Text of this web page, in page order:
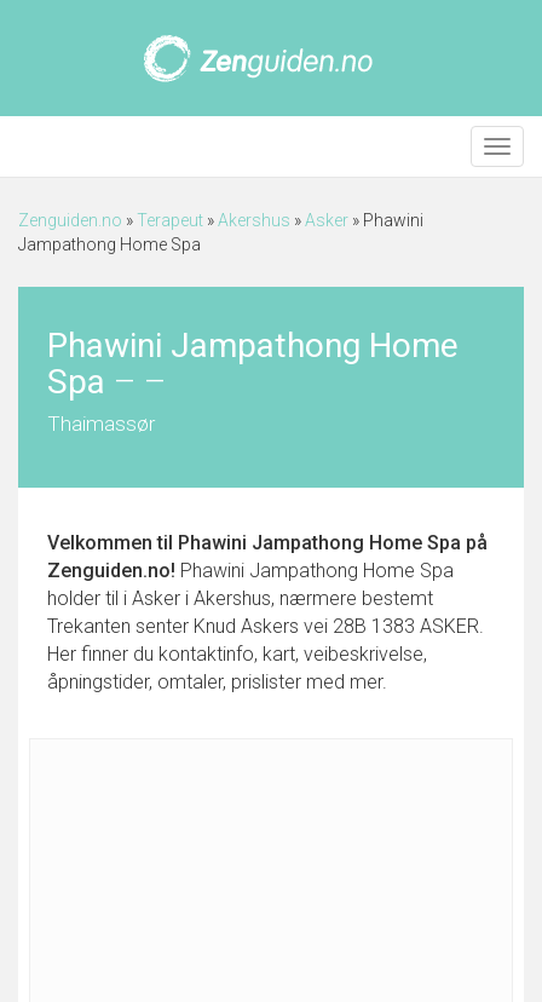
Meny
Zenguiden.no »Terapeut »Akershus »Asker » Phawini
Jampathong Home Spa
Phawini Jampathong Home
Spa – –
Thaimassør
Velkommen til Phawini Jampathong Home Spa på
Zenguiden.no! Phawini Jampathong Home Spa
holder til i Asker i Akershus, nærmere bestemt
Trekanten senter Knud Askers vei 28B 1383 ASKER.
Her finner du kontaktinfo, kart, veibeskrivelse,
åpningstider, omtaler, prislister med mer.